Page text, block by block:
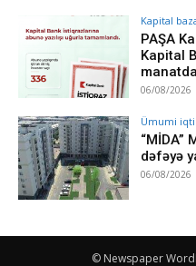
Kapital
PAŞA
Kapital
06/08/2026
Ümumi
“MİDA”
dəfəyə
06/08/2026
© Newspaper